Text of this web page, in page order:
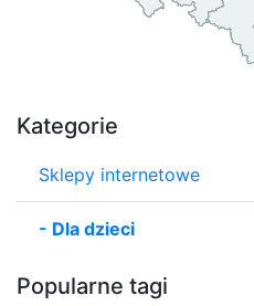
Kategorie
Sklepy internetowe
- Dla dzieci
Popularne tagi